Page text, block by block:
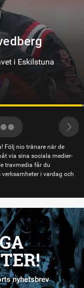
Följ nio tränare när de
via sina sociala medier-
travmedia får du
i vardag och
nyhetsbrev